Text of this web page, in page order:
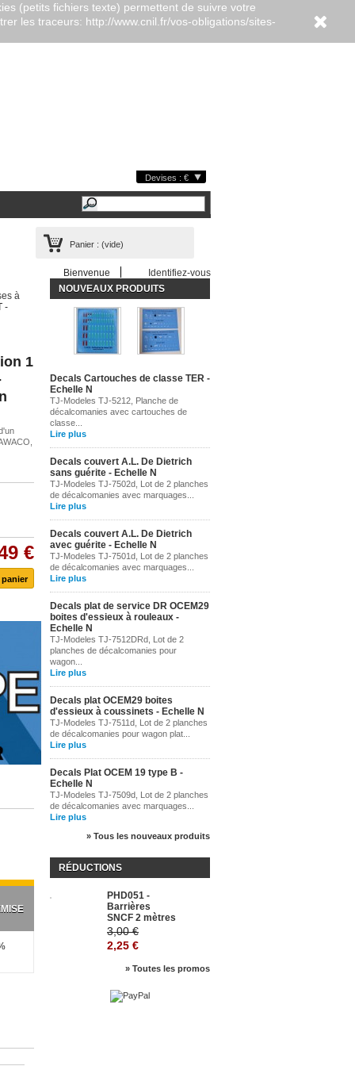
Devises : €
Panier : (vide)
Bienvenue
Identifiez-vous
à
-
1
€
NOUVEAUX PRODUITS
Decals Cartouches de classe TER -
Echelle N
TJ-Modeles TJ-5212, Planche de
décalcomanies avec cartouches de
classe...
Lire plus
Decals couvert A.L. De Dietrich
sans guérite - Echelle N
TJ-Modeles TJ-7502d, Lot de 2 planches
de décalcomanies avec marquages...
Lire plus
Decals couvert A.L. De Dietrich
avec guérite - Echelle N
TJ-Modeles TJ-7501d, Lot de 2 planches
de décalcomanies avec marquages...
Lire plus
Decals plat de service DR OCEM29
boites d'essieux à rouleaux -
Echelle N
TJ-Modeles TJ-7512DRd, Lot de 2
planches de décalcomanies pour
wagon...
Lire plus
Decals plat OCEM29 boites
d'essieux à coussinets - Echelle N
TJ-Modeles TJ-7511d, Lot de 2 planches
de décalcomanies pour wagon plat...
Lire plus
Decals Plat OCEM 19 type B -
Echelle N
TJ-Modeles TJ-7509d, Lot de 2 planches
de décalcomanies avec marquages...
Lire plus
» Tous les nouveaux produits
RÉDUCTIONS
PHD051 -
Barrières
SNCF 2 mètres
3,00 €
2,25 €
» Toutes les promos
(petits fichiers texte) permettent de suivre votre
les traceurs: http://www.cnil.fr/vos-obligations/sites-